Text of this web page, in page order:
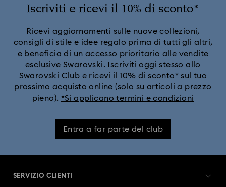
Iscriviti e ricevi il 10% di sconto*
Ricevi aggiornamenti sulle nuove collezioni,
consigli di stile e idee regalo prima di tutti gli altri,
e beneficia di un accesso prioritario alle vendite
esclusive Swarovski. Iscriviti oggi stesso allo
Swarovski Club e ricevi il 10% di sconto* sul tuo
prossimo acquisto online (solo su articoli a prezzo
pieno). *Si applicano termini e condizioni
Entra a far parte del club
SERVIZIO CLIENTI